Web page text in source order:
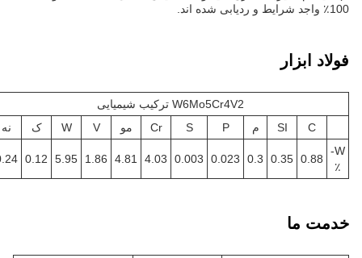
100٪ واجد شرایط و ردیابی شده اند.
فولاد ابزار
W6Mo5Cr4V2 ترکیب شیمیایی
C
SI م P
S
Cr مو V
W ک
نه
W-
٪
0.88
0.35
0.3
0.023
0.003
4.03
4.81
1.86
5.95
0.12
خدمت ما